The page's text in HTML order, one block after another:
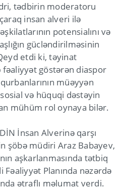
tədbirin moderatoru
insan alveri ilə
potensialını və
gücləndirilməsinin
etdi ki, təyinat
fəaliyyət göstərən diaspor
müəyyən
və hüquqi dəstəyin
mühüm rol oynaya bilər.
İnsan Alverinə qarşı
şöbə müdiri Araz Babayev,
aşkarlanmasında tətbiq
Planında nəzərdə
ətraflı məlumat verdi.